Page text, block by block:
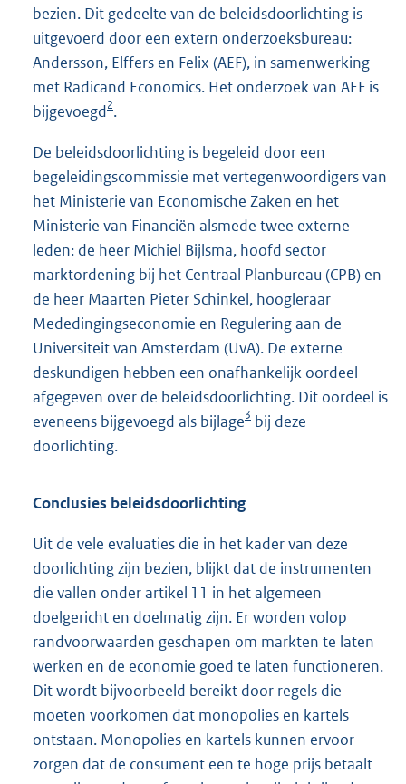
bezien. Dit gedeelte van de beleidsdoorlichting is
uitgevoerd door een extern onderzoeksbureau:
Andersson, Elffers en Felix (AEF), in samenwerking
met Radicand Economics. Het onderzoek van AEF is
bijgevoegd2.
De beleidsdoorlichting is begeleid door een
begeleidingscommissie met vertegenwoordigers van
het Ministerie van Economische Zaken en het
Ministerie van Financiën alsmede twee externe
leden: de heer Michiel Bijlsma, hoofd sector
marktordening bij het Centraal Planbureau (CPB) en
de heer Maarten Pieter Schinkel, hoogleraar
Mededingingseconomie en Regulering aan de
Universiteit van Amsterdam (UvA). De externe
deskundigen hebben een onafhankelijk oordeel
afgegeven over de beleidsdoorlichting. Dit oordeel is
eveneens bijgevoegd als bijlage3 bij deze
doorlichting.
Conclusies beleidsdoorlichting
Uit de vele evaluaties die in het kader van deze
doorlichting zijn bezien, blijkt dat de instrumenten
die vallen onder artikel 11 in het algemeen
doelgericht en doelmatig zijn. Er worden volop
randvoorwaarden geschapen om markten te laten
werken en de economie goed te laten functioneren.
Dit wordt bijvoorbeeld bereikt door regels die
moeten voorkomen dat monopolies en kartels
ontstaan. Monopolies en kartels kunnen ervoor
zorgen dat de consument een te hoge prijs betaalt